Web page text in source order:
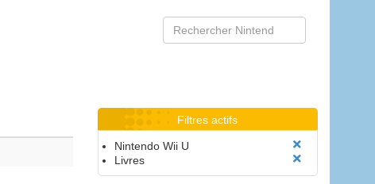
Filtres actifs
Nintendo Wii U
Livres